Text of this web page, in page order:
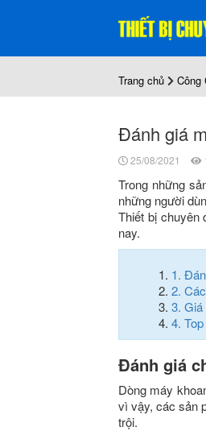
Trang chủ Công
Đánh giá
25/08/2021
Trong những
những người
Thiết bị chuyên
nay.
1.
2.
3. Giá
4.
Đánh giá
Dòng máy
vì vậy, các sản
trội.